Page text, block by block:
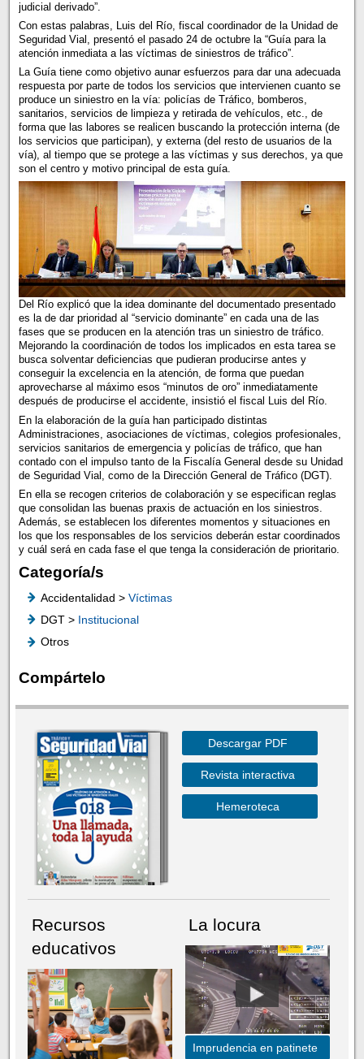
judicial derivado”.
Con estas palabras, Luis del Río, fiscal coordinador de la Unidad de
Seguridad Vial, presentó el pasado 24 de octubre la “Guía para la
atención inmediata a las víctimas de siniestros de tráfico”.
La Guía tiene como objetivo aunar esfuerzos para dar una adecuada
respuesta por parte de todos los servicios que intervienen cuanto se
produce un siniestro en la vía: policías de Tráfico, bomberos,
sanitarios, servicios de limpieza y retirada de vehículos, etc., de
forma que las labores se realicen buscando la protección interna (de
los servicios que participan), y externa (del resto de usuarios de la
vía), al tiempo que se protege a las víctimas y sus derechos, ya que
son el centro y motivo principal de esta guía.
Del Río explicó que la idea dominante del documentado presentado
es la de dar prioridad al “servicio dominante” en cada una de las
fases que se producen en la atención tras un siniestro de tráfico.
Mejorando la coordinación de todos los implicados en esta tarea se
busca solventar deficiencias que pudieran producirse antes y
conseguir la excelencia en la atención, de forma que puedan
aprovecharse al máximo esos “minutos de oro” inmediatamente
después de producirse el accidente, insistió el fiscal Luis del Río.
En la elaboración de la guía han participado distintas
Administraciones, asociaciones de víctimas, colegios profesionales,
servicios sanitarios de emergencia y policías de tráfico, que han
contado con el impulso tanto de la Fiscalía General desde su Unidad
de Seguridad Vial, como de la Dirección General de Tráfico (DGT).
En ella se recogen criterios de colaboración y se especifican reglas
que consolidan las buenas praxis de actuación en los siniestros.
Además, se establecen los diferentes momentos y situaciones en
los que los responsables de los servicios deberán estar coordinados
y cuál será en cada fase el que tenga la consideración de prioritario.
Categoría/s
Accidentalidad > Víctimas
DGT > Institucional
Otros
Compártelo
Descargar PDF
Revista interactiva
Hemeroteca
Recursos
educativos
La locura
Imprudencia en patinete